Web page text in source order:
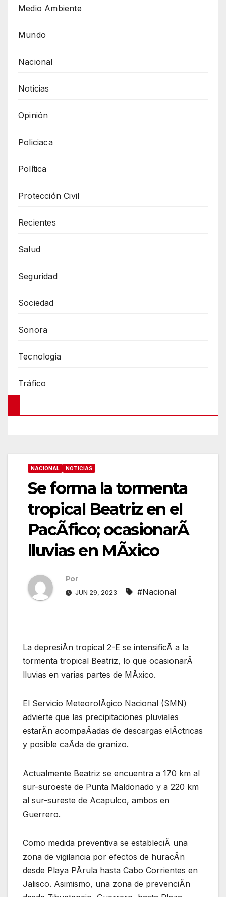
Medio Ambiente
Mundo
Nacional
Noticias
Opinión
Policiaca
Política
Protección Civil
Recientes
Salud
Seguridad
Sociedad
Sonora
Tecnologia
Tráfico
NACIONAL NOTICIAS
Se forma la tormenta
tropical Beatriz en el
PacÃfico; ocasionarÃ
lluvias en MÃxico
Por
JUN 29, 2023 #Nacional
La depresiÃn tropical 2-E se intensificÃ a la
tormenta tropical Beatriz, lo que ocasionarÃ
lluvias en varias partes de MÃxico.
El Servicio MeteorolÃgico Nacional (SMN)
advierte que las precipitaciones pluviales
estarÃn acompaÃadas de descargas elÃctricas
y posible caÃda de granizo.
Actualmente Beatriz se encuentra a 170 km al
sur-suroeste de Punta Maldonado y a 220 km
al sur-sureste de Acapulco, ambos en
Guerrero.
Como medida preventiva se estableciÃ una
zona de vigilancia por efectos de huracÃn
desde Playa PÃrula hasta Cabo Corrientes en
Jalisco. Asimismo, una zona de prevenciÃn